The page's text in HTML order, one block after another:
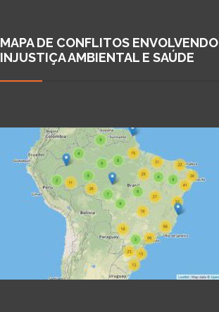
MAPA DE CONFLITOS ENVOLVENDO
INJUSTIÇA AMBIENTAL E SAÚDE